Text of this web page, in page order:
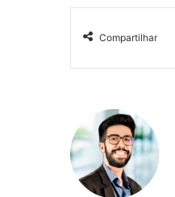
Compartilhar